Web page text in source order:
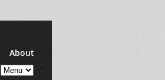
About